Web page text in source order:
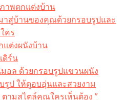
าพตกแต่งบ้าน
าสู่บ้านของคุณด้วยกรอบรูปและ
คร
แต่งผนังบ้าน
ดิร์น
อล ด้วยกรอบรูปแขวนผนัง
รูป ให้ดูอบอุ่นและสวยงาม
ามสไตล์คุณใครเห็นต้อง ”